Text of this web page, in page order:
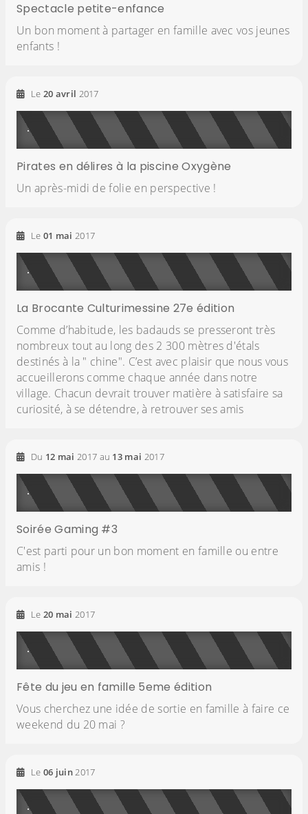
Spectacle petite-enfance
Un bon moment à partager en famille avec vos jeunes
enfants !
Le 20 avril 2017
Pirates en délires à la piscine Oxygène
Un après-midi de folie en perspective !
Le 01 mai 2017
La Brocante Culturimessine 27e édition
Comme d’habitude, les badauds se presseront très
nombreux tout au long des 2 300 mètres d'étals
destinés à la " chine". C’est avec plaisir que nous vous
accueillerons comme chaque année dans notre
village. Chacun devrait trouver matière à satisfaire sa
curiosité, à se détendre, à retrouver ses amis
Du 12 mai 2017 au 13 mai 2017
Soirée Gaming #3
C'est parti pour un bon moment en famille ou entre
amis !
Le 20 mai 2017
Fête du jeu en famille 5eme édition
Vous cherchez une idée de sortie en famille à faire ce
weekend du 20 mai ?
Le 06 juin2017